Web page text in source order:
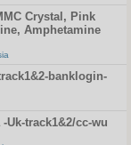
Crystal, Pink
Amphetamine
banklogin-
track1&2/cc-wu